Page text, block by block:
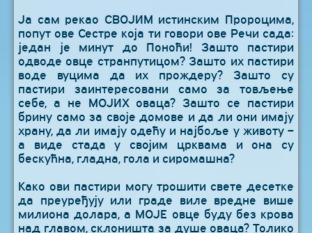
Ја сам рекао СВОЈИМ истинским Пророцима,
попут ове Сестре која ти говори ове Речи сада:
један је минут до Поноћи! Зашто пастири
одводе овце странпутицом? Зашто их пастири
воде вуцима да их прождеру? Зашто су
пастири заинтересовани само за товљење
себе, а не МОЈИХ оваца? Зашто се пастири
брину само за своје домове и да ли они имају
храну, да ли имају одећу и најбоље у животу –
а виде стада у својим црквама и она су
бескућна, гладна, гола и сиромашна?
Како ови пастири могу трошити свете десетке
да преуређују или граде виле вредне више
милиона долара, а МОЈЕ овце буду без крова
над главом, склоништа за душе оваца? Толико